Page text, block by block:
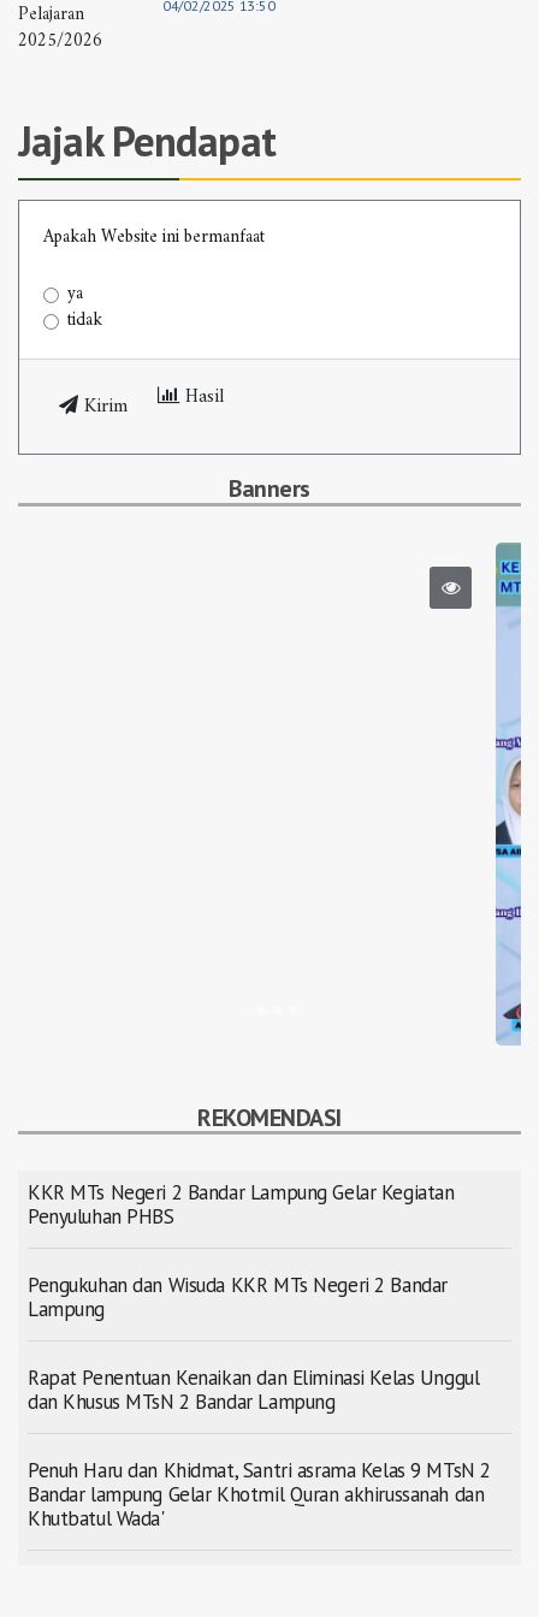
04/02/2025 13:50
Jajak Pendapat
Apakah Website ini bermanfaat
ya
tidak
Kirim Hasil
Banners
REKOMENDASI
KKR MTs Negeri 2 Bandar Lampung Gelar Kegiatan
Penyuluhan PHBS
Pengukuhan dan Wisuda KKR MTs Negeri 2 Bandar
Lampung
Rapat Penentuan Kenaikan dan Eliminasi Kelas Unggul
dan Khusus MTsN 2 Bandar Lampung
Penuh Haru dan Khidmat, Santri asrama Kelas 9 MTsN 2
Bandar lampung Gelar Khotmil Quran akhirussanah dan
Khutbatul Wada'